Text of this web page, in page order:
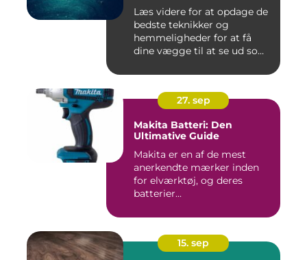
Læs videre for at opdage de
bedste teknikker og
hemmeligheder for at få
dine vægge til at se ud som
27. sep
Makita Batteri: Den
Ultimative Guide
Makita er en af de mest
anerkendte mærker inden
for elværktøj, og deres
batterier...
15. sep